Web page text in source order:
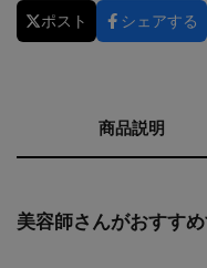
ポスト シェアする
商品説明
美容師さんがおすす